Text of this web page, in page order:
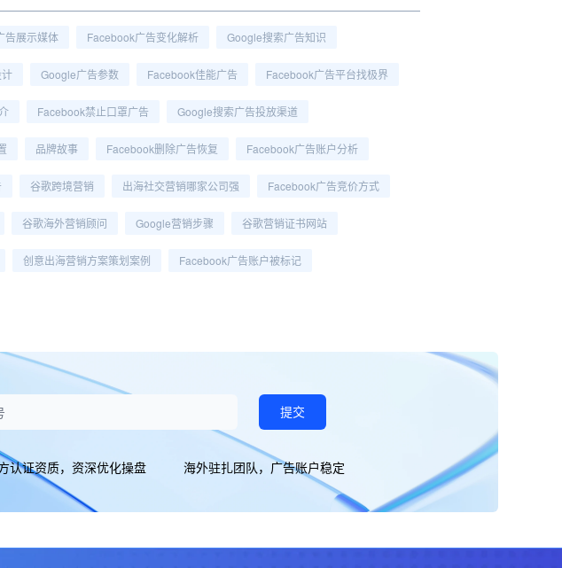
告展示媒体 Facebook广告变化解析 Google搜索广告知识
Google广告参数 Facebook佳能广告 Facebook广告平台找极界
Facebook禁止口罩广告 Google搜索广告投放渠道
品牌故事 Facebook删除广告恢复 Facebook广告账户分析
谷歌跨境营销 出海社交营销哪家公司强 Facebook广告竞价方式
谷歌海外营销顾问 Google营销步骤 谷歌营销证书网站
创意出海营销方案策划案例 Facebook广告账户被标记
提交
认证资质，资深优化操盘 海外驻扎团队，广告账户稳定